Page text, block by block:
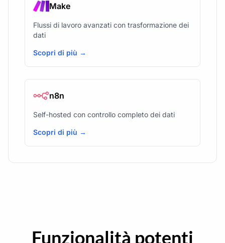
Make
Flussi di lavoro avanzati con trasformazione dei
dati
Scopri di più →
n8n
Self-hosted con controllo completo dei dati
Scopri di più →
Funzionalità potenti